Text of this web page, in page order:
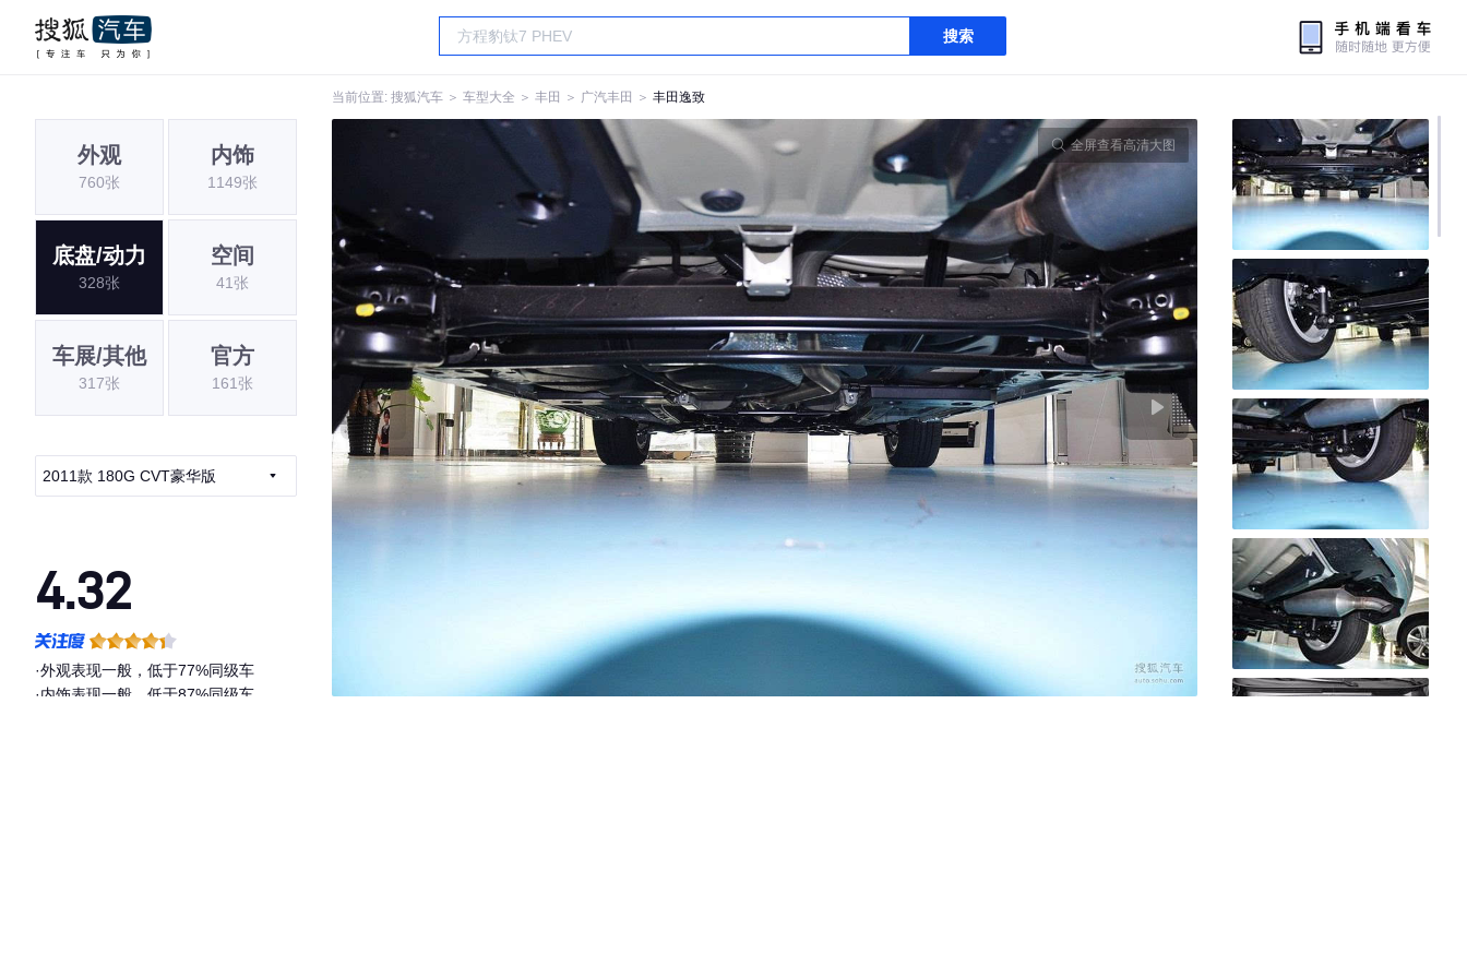
搜索
当前位置: 搜狐汽车 ＞ 车型大全 ＞ 丰田 ＞ 广汽丰田 ＞ 丰田逸致
外观
760张
内饰
1149张
底盘/动力
328张
空间
41张
车展/其他
317张
官方
161张
2011款 180G CVT豪华版
4.32
·外观表现一般，低于77%同级车
·内饰表现一般，低于87%同级车
全屏查看高清大图